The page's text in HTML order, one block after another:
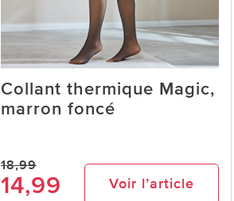
Collant thermique Magic,
marron foncé
18,99
14,99 Voir l’article